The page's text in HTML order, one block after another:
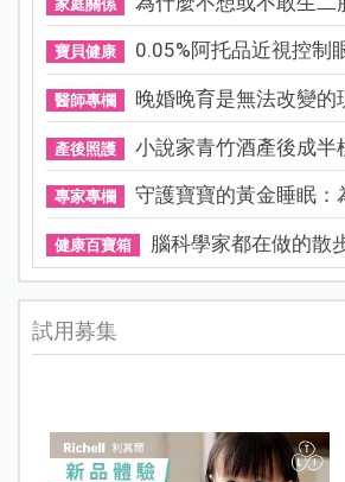
家庭關係
寶貝健康 0.05%阿托品近視控制
醫師專欄 晚婚晚育是無法改變的
產後照護 小說家青竹酒產後成半
專家專欄 守護寶寶的黃金睡眠：
健康百寶箱 腦科學家都在做的散
試用募集